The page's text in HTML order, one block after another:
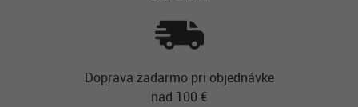
Doprava zadarmo pri objednávke
nad 100 €